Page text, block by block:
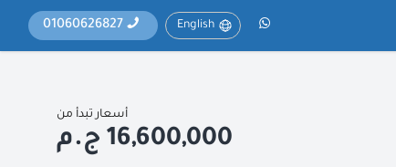
English
01060626827
أسعار تبدأ من
16,600,000 ج.م